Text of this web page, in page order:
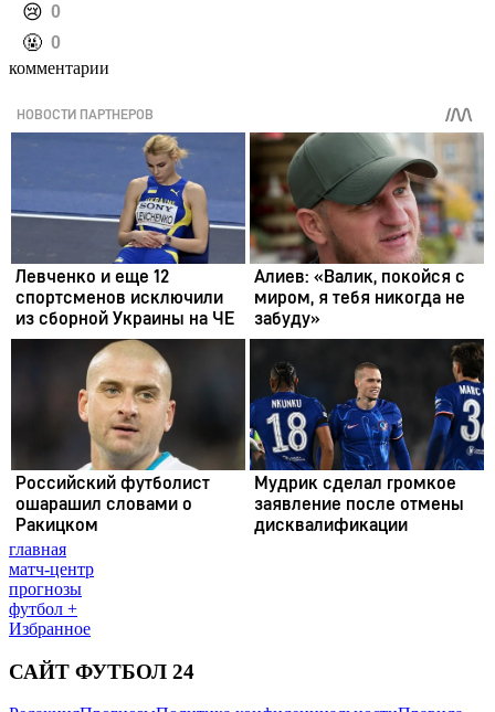
️😢 0
️🤬 0
комментарии
главная
матч-центр
прогнозы
футбол +
Избранное
САЙТ ФУТБОЛ 24